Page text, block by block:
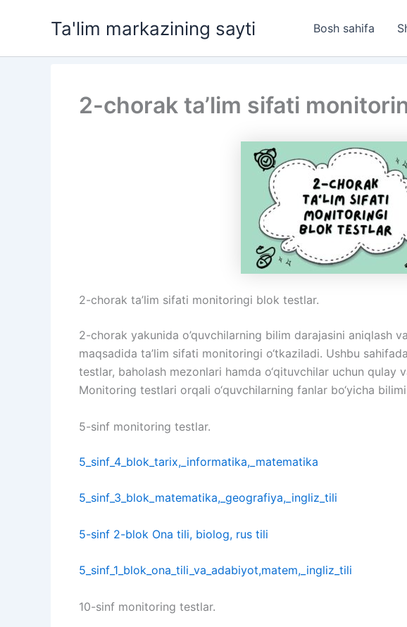
Ta'lim markazining sayti Bosh sahifa
2-chorak ta’lim sifati
2-chorak ta’lim sifati monitoringi blok testlar.
2-chorak yakunida o’quvchilarning bilim darajasini aniqlash
maqsadida ta’lim sifati monitoringi o‘tkaziladi. Ushbu
testlar, baholash mezonlari hamda o‘qituvchilar uchun qulay
Monitoring testlari orqali o‘quvchilarning fanlar bo‘yicha
5-sinf monitoring testlar.
5_sinf_4_blok_tarix,_informatika,_matematika
5_sinf_3_blok_matematika,_geografiya,_ingliz_tili
5-sinf 2-blok Ona tili, biolog, rus tili
5_sinf_1_blok_ona_tili_va_adabiyot,matem,_ingliz_tili
10-sinf monitoring testlar.